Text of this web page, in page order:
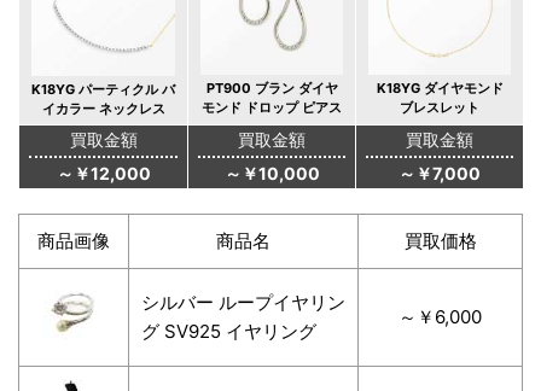
K18YG パーティクル バ
イカラー ネックレス
PT900 ブラン ダイヤ
モンド ドロップ ピアス
K18YG ダイヤモンド
ブレスレット
買取金額
～￥12,000
買取金額
～￥10,000
買取金額
～￥7,000
商品画像 商品名 買取価格
シルバー ループイヤリン
グ SV925 イヤリング
～￥6,000